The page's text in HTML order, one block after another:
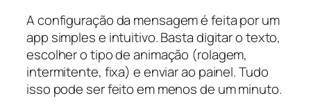
A configuração da mensagem é feita por um
app simples e intuitivo. Basta digitar o texto,
escolher o tipo de animação (rolagem,
intermitente, fixa) e enviar ao painel. Tudo
isso pode ser feito em menos de um minuto.